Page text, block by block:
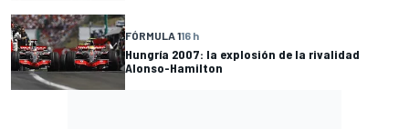
FÓRMULA 116 h
Hungría 2007: la explosión de la rivalidad
Alonso-Hamilton